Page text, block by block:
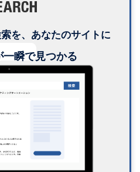
を、あなたのサイトに
瞬で見つかる